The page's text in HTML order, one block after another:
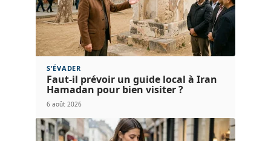
S'ÉVADER
Faut-il prévoir un guide local à Iran
Hamadan pour bien visiter ?
6 août 2026